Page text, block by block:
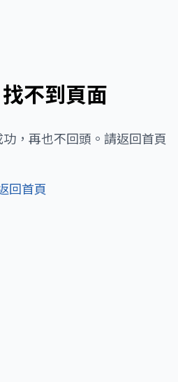
不到頁面
，再也不回頭。請返回首頁
回首頁